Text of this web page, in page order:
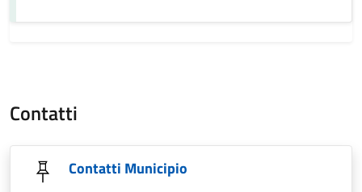
Contatti
Contatti Municipio